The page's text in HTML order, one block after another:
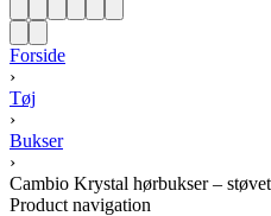
Forside
›
Tøj
›
Bukser
›
Cambio Krystal hørbukser –
Product navigation